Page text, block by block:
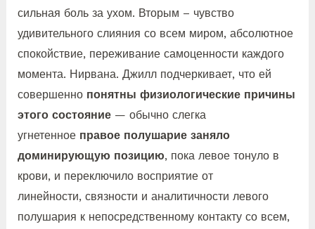
сильная боль за ухом. Вторым – чувство
удивительного слияния со всем миром, абсолютное
спокойствие, переживание самоценности каждого
момента. Нирвана. Джилл подчеркивает, что ей
совершенно понятны физиологические причины
этого состояние— обычно слегка
угнетенное правое полушарие заняло
доминирующую позицию, пока левое тонуло в
крови, и переключило восприятие от
линейности, связности и аналитичности левого
полушария к непосредственному контакту со всем,